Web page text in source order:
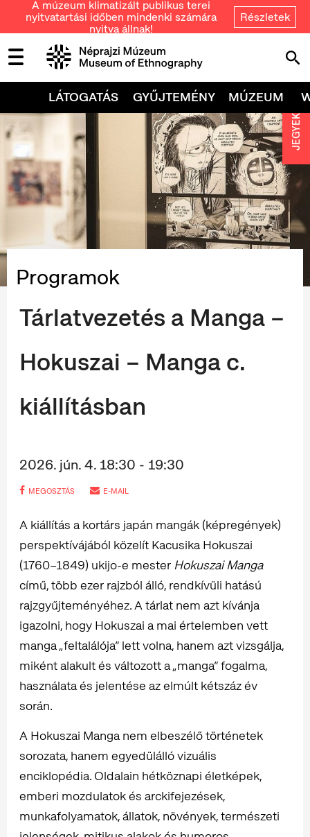
A múzeum klimatizált publikus terei
nyitvatartási időben mindenki számára
nyitva állnak!
Részletek
LÁTOGATÁS GYŰJTEMÉNY MÚZEUM
Programok
Tárlatvezetés a Manga –
Hokuszai – Manga c.
kiállításban
2026. jún. 4. 18:30 - 19:30
MEGOSZTÁS E-MAIL
A kiállítás a kortárs japán mangák (képregények)
perspektívájából közelít Kacusika Hokuszai
(1760–1849) ukijo-e mester Hokuszai Manga
című, több ezer rajzból álló, rendkívüli hatású
rajzgyűjteményéhez. A tárlat nem azt kívánja
igazolni, hogy Hokuszai a mai értelemben vett
manga „feltalálója” lett volna, hanem azt vizsgálja,
miként alakult és változott a „manga” fogalma,
használata és jelentése az elmúlt kétszáz év
során.
A Hokuszai Manga nem elbeszélő történetek
sorozata, hanem egyedülálló vizuális
enciklopédia. Oldalain hétköznapi életképek,
emberi mozdulatok és arckifejezések,
munkafolyamatok, állatok, növények, természeti
JEGYEK